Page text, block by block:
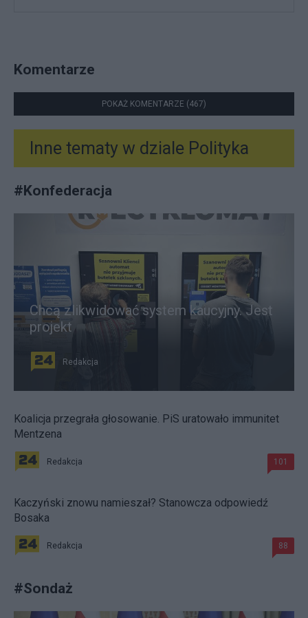
Komentarze
POKAŻ KOMENTARZE (467)
Inne tematy w dziale Polityka
#Konfederacja
Chcą zlikwidować system kaucyjny. Jest
projekt
Redakcja
Koalicja przegrała głosowanie. PiS uratowało immunitet
Mentzena
Redakcja 101
Kaczyński znowu namieszał? Stanowcza odpowiedź
Bosaka
Redakcja 88
#Sondaż